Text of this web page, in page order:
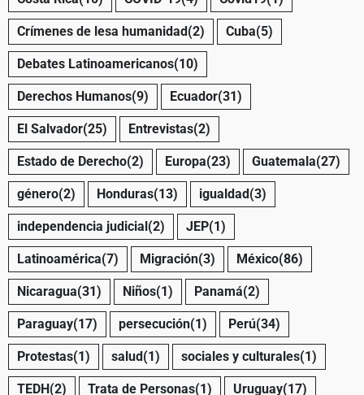
Crímenes de lesa humanidad (2) Cuba(5)
Debates Latinoamericanos(10)
Derechos Humanos(9) Ecuador(31)
El Salvador(25) Entrevistas(2)
Estado de Derecho(2) Europa(23) Guatemala(27)
género(2) Honduras(13) igualdad (3)
independencia judicial (2) JEP(1)
Latinoamérica(7) Migración(3) México(86)
Nicaragua(31) Niños(1) Panamá(2)
Paraguay(17) persecución(1) Perú(34)
Protestas(1) salud (1) sociales y culturales(1)
TEDH (2) Trata de Personas(1) Uruguay(17)